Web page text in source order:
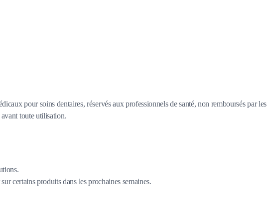
pour soins dentaires, réservés aux professionnels de santé, non remboursés par les
toute utilisation.
certains produits dans les prochaines semaines.